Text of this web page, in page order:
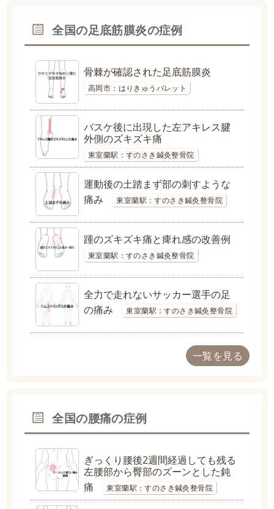
全国の足底筋膜炎の症例
骨棘が確認された足底筋膜炎
高岡市：はりきゅうパレット
バスケ後に出現した左アキレス腱
外側のズキズキ痛
東室蘭駅：すのさき鍼灸整骨院
運動後の土踏まず部の刺すような
痛み
東室蘭駅：すのさき鍼灸整骨院
踵のズキズキ痛と痺れ感の改善例
東室蘭駅：すのさき鍼灸整骨院
全力で走れないサッカー選手の足
の痛み
東室蘭駅：すのさき鍼灸整骨院
一覧を見る
全国の腰痛の症例
ぎっくり腰後2週間経過しても残る
左腰部から臀部のズーンとした鈍
痛
東室蘭駅：すのさき鍼灸整骨院